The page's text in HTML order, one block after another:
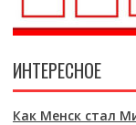
ИНТЕРЕСНОЕ
Как Менск стал